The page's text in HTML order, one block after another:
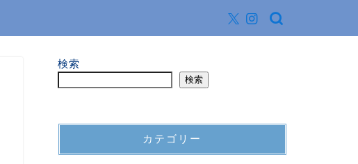
検索
検索
カテゴリー